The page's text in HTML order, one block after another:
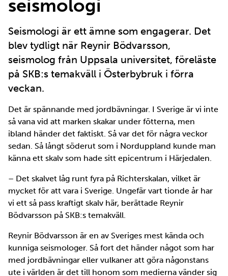
seismologi
Seismologi är ett ämne som engagerar. Det
blev tydligt när Reynir Bödvarsson,
seismolog från Uppsala universitet, föreläste
på SKB:s temakväll i Österbybruk i förra
veckan.
Det är spännande med jordbävningar. I Sverige är vi inte
så vana vid att marken skakar under fötterna, men
ibland händer det faktiskt. Så var det för några veckor
sedan. Så långt söderut som i Norduppland kunde man
känna ett skalv som hade sitt epicentrum i Härjedalen.
– Det skalvet låg runt fyra på Richterskalan, vilket är
mycket för att vara i Sverige. Ungefär vart tionde år har
vi ett så pass kraftigt skalv här, berättade Reynir
Bödvarsson på SKB:s temakväll.
Reynir Bödvarsson är en av Sveriges mest kända och
kunniga seismologer. Så fort det händer något som har
med jordbävningar eller vulkaner att göra någonstans
ute i världen är det till honom som medierna vänder sig